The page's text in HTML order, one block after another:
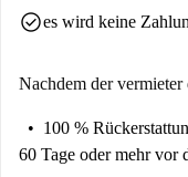
check_circlees wird keine
Nachdem der
100 %
60 Tage oder mehr vor